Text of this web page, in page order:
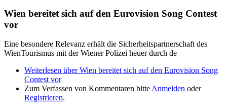
Wien bereitet sich auf den Eurovision Song Contest
vor
Eine besondere Relevanz erhält die Sicherheitspartnerschaft des
WienTourismus mit der Wiener Polizei heuer durch de
Weiterlesen über Wien bereitet sich auf den Eurovision Song
Contest vor
Zum Verfassen von Kommentaren bitte Anmelden oder
Registrieren.